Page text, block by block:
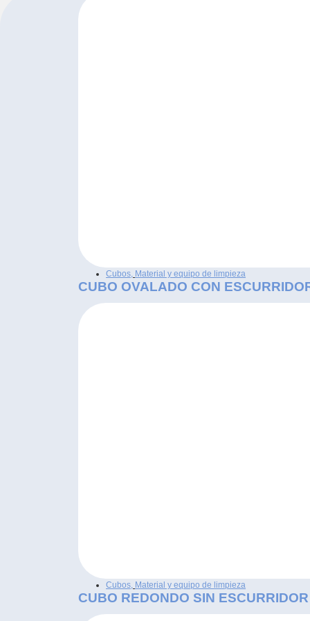
Cubos Material y equipo de limpieza
CUBO OVALADO CON
Cubos Material y equipo de limpieza
CUBO REDONDO SIN